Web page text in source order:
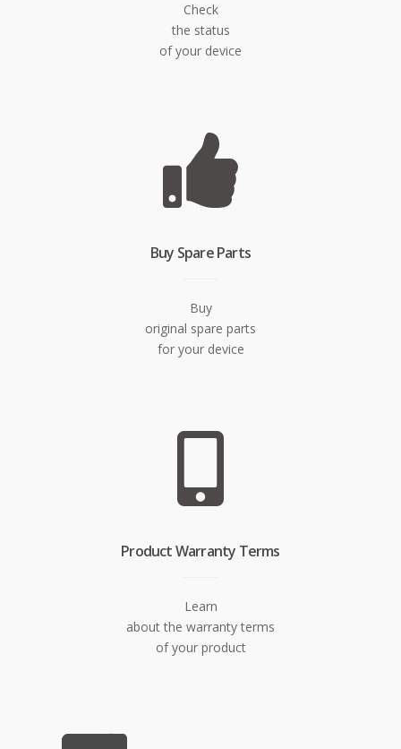
Check
the status
of your device
Buy Spare Parts
Buy
original spare parts
for your device
Product Warranty Terms
Learn
about the warranty terms
of your product